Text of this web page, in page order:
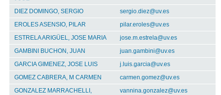
DIEZ DOMINGO, SERGIO
sergio.diez@uv.es
EROLES ASENSIO, PILAR
pilar.eroles@uv.es
ESTRELA ARIGÜEL, JOSE MARIA
jose.m.estrela@uv.es
GAMBINI BUCHON, JUAN
juan.gambini@uv.es
GARCIA GIMENEZ, JOSE LUIS
j.luis.garcia@uv.es
GOMEZ CABRERA, M CARMEN
carmen.gomez@uv.es
GONZALEZ MARRACHELLI,
vannina.gonzalez@uv.es